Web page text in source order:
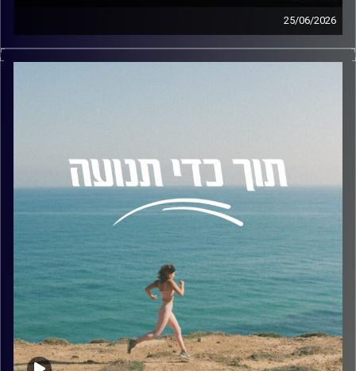
25/06/2026
בפרק 36, אנחנו צוללים אל תוך עולם המנהיגות וההנעה.
הפעם התארח אצלי ד״ר מאור אלימלך, יועץ ארגוני, חוקר
ארגונית תעסוקתית באוניברסיטת אריאל ובבית ספר להב לניהול
בכיר של אוניברסיטת תל אביב.
בשיחה שלנו דיברנו בין היתר על:
• מה המשמעות האמיתית של להיות מנהיג
• מהי הטעות הגדולה ביותר שאפשר לזהות בקרב מנהיגים כיום.
• איך מנהיג יכול להניע שינוי חיובי בתרבות הצוותית שלו ,
ולטפח חוסן וגמישות אל מול מציאות משתנה ומאתגרת
בסביבת העבודה.
• איך תיאוריית ההכוונה העצמית (SDT) באה לידי ביטוי בשטח ,
וכיצד ניתן למדוד ולעקוב אחר שינויים בהתנהגות מבלי לייצר
תחושה של שליטה, ובכך לשמור על תחושת האוטונומיה של